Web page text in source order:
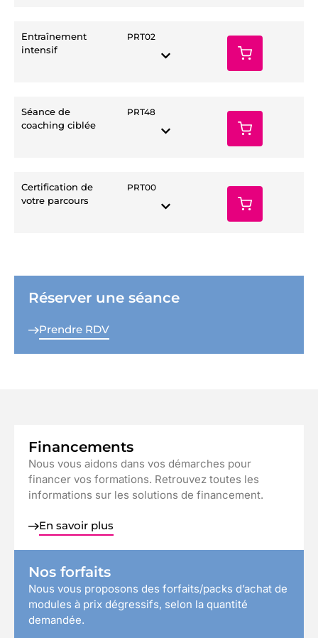
Entraînement
intensif
PRT02
Séance de
coaching ciblée
PRT48
Certification de
votre parcours
PRT00
Réserver une séance
Prendre RDV
Financements
Nous vous aidons dans vos démarches pour
financer vos formations. Retrouvez toutes les
informations sur les solutions de financement.
En savoir plus
Nos forfaits
Nous vous proposons des forfaits/packs d’achat de
modules à prix dégressifs, selon la quantité
demandée.